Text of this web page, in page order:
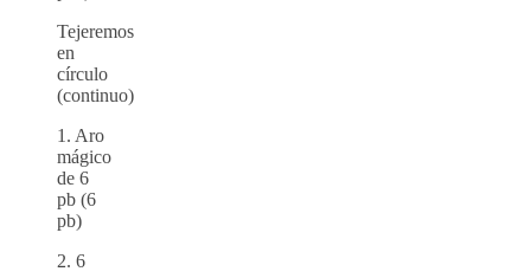
Tejeremos
en
círculo
(continuo)
1. Aro
mágico
de 6
pb (6
pb)
2. 6